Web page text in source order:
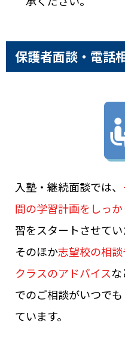
保護者面談・電話
入塾・継続面談では、
間の学習計画をしっ
習をスタートさせてい
そのほか志望校の相
クラスのアドバイス
でのご相談がいつで
ています。